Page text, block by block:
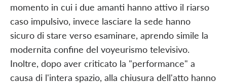
momento in cui i due amanti hanno attivo il riarso
caso impulsivo, invece lasciare la sede hanno
sicuro di stare verso esaminare, aprendo simile la
modernita confine del voyeurismo televisivo.
Inoltre, dopo aver criticato la "performance" a
causa di l'intera spazio, alla chiusura dell'atto hanno